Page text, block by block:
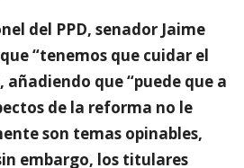
del PPD, senador Jaime
“tenemos que cuidar el
que “puede que a
de la reforma no le
son temas opinables,
embargo, los titulares